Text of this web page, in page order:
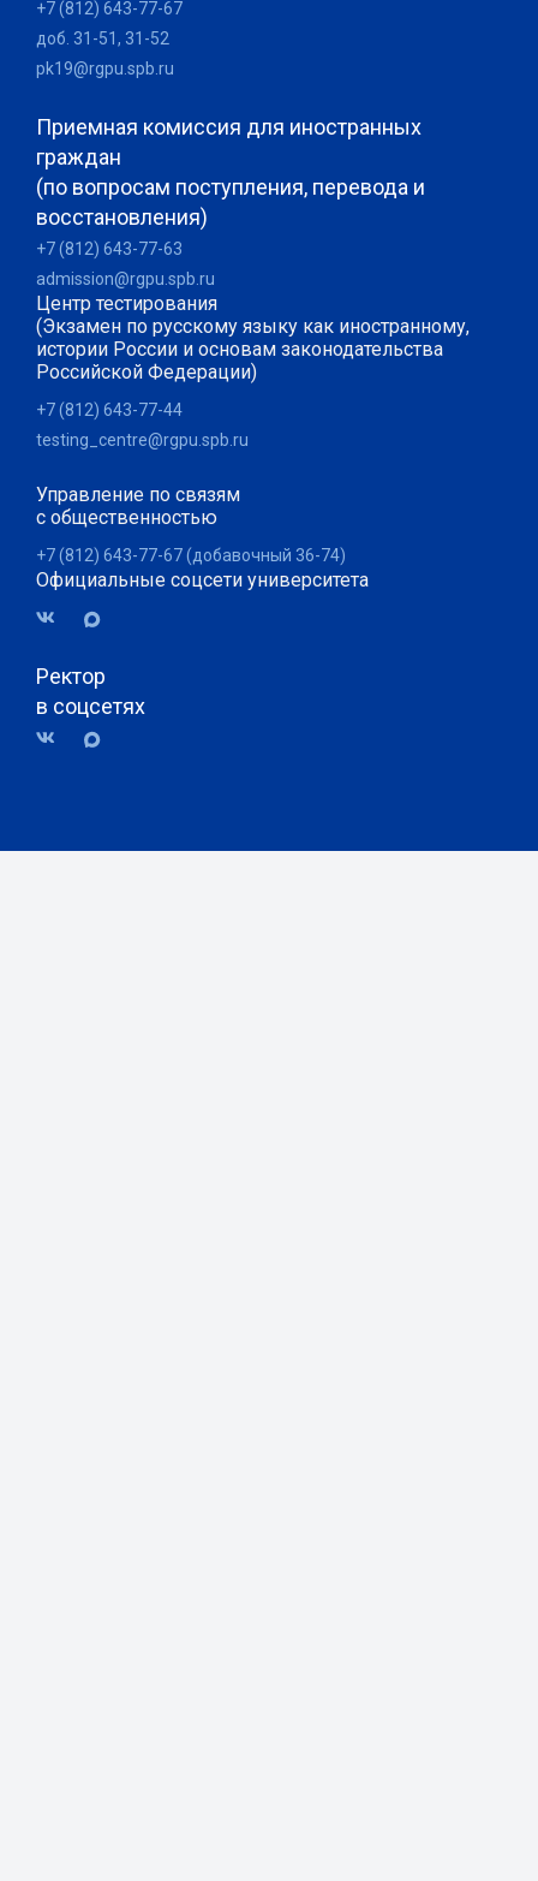
+7 (812) 643-77-67
доб. 31-51, 31-52
pk19@rgpu.spb.ru
Приемная комиссия для иностранных
граждан
(по вопросам поступления, перевода и
восстановления)
+7 (812) 643-77-63
admission@rgpu.spb.ru
Центр тестирования
(Экзамен по русскому языку как иностранному,
истории России и основам законодательства
Российской Федерации)
+7 (812) 643-77-44
testing_centre@rgpu.spb.ru
Управление по связям
с общественностью
+7 (812) 643-77-67 (добавочный 36-74)
Официальные соцсети университета
Ректор
в соцсетях